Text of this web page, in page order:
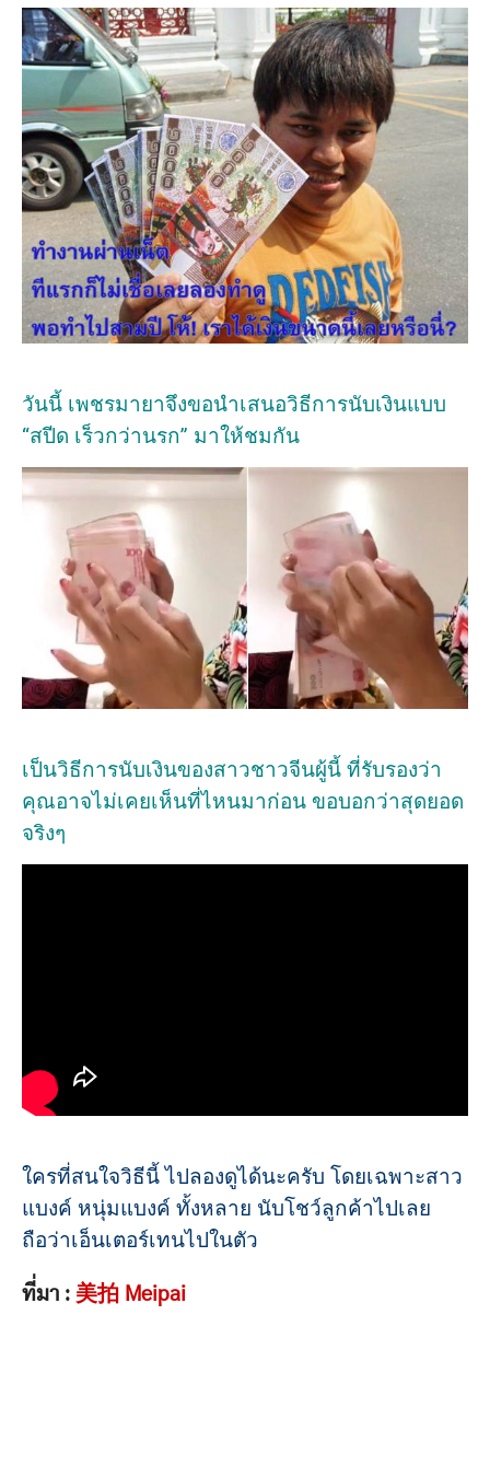
วันนี้ เพชรมายาจึงขอนำเสนอวิธีการนับเงินแบบ
“สปีด เร็วกว่านรก” มาให้ชมกัน
เป็นวิธีการนับเงินของสาวชาวจีนผู้นี้ ที่รับรองว่า
คุณอาจไม่เคยเห็นที่ไหนมาก่อน ขอบอกว่าสุดยอด
จริงๆ
ใครที่สนใจวิธีนี้ ไปลองดูได้นะครับ โดยเฉพาะสาว
แบงค์ หนุ่มแบงค์ ทั้งหลาย นับโชว์ลูกค้าไปเลย
ถือว่าเอ็นเตอร์เทนไปในตัว
ที่มา : 美拍 Meipai